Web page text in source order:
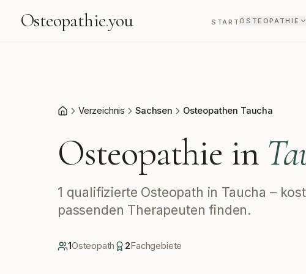
Osteopathie.you START OSTEOPATHIE
Start Verzeichnis Sachsen Osteopathen Taucha
Osteopathie in
1 qualifizierte Osteopath in Taucha –
passenden Therapeuten finden.
1Osteopath 2Fachgebiete